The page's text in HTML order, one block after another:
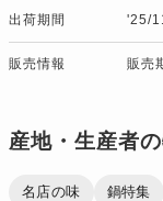
出荷期間 '25/
販売情報 販売
産地・生産者
名店の味 鍋特集